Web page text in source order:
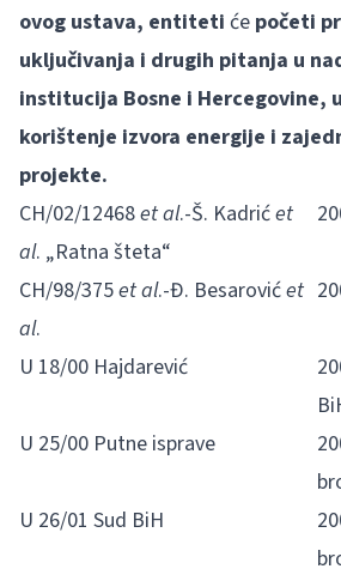
ovog ustava, entiteti će početi
uključivanja i drugih pitanja u
institucija Bosne i Hercegovine,
korištenje izvora energije i
projekte.
CH/02/12468et al.-Š. Kadrićet
al. „Ratna šteta“
CH/98/375et al.-Đ. Besarovićet
al.
U 18/00 Hajdarević
U 25/00 Putne isprave
U 26/01 Sud BiH